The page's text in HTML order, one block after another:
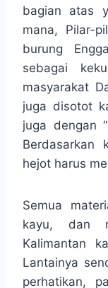
bagian atas
mana, Pilar-
burung
sebagai
masyarakat
juga disotot
juga dengan
Berdasarkan
hejot harus
Semua
kayu, dan
Kalimantan
Lantainya
perhatikan,